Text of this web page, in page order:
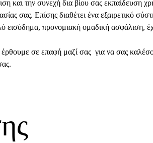
και την συνεχή δια βίου σας εκπαίδευση
σας. Επίσης διαθέτει ένα εξαιρετικό
προνομιακή ομαδική ασφάλιση,
σε επαφή μαζί σας για να σας